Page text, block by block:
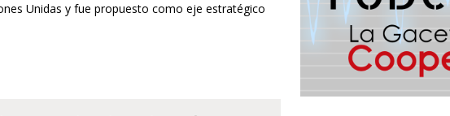
Unidas y fue propuesto como eje estratégico